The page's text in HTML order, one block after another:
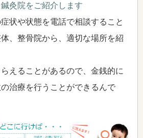
灸院をご紹介します
状や状態を電話で相談すること
、整骨院から、適切な場所を紹
えることがあるので、金銭的に
治療を行うことができるんで